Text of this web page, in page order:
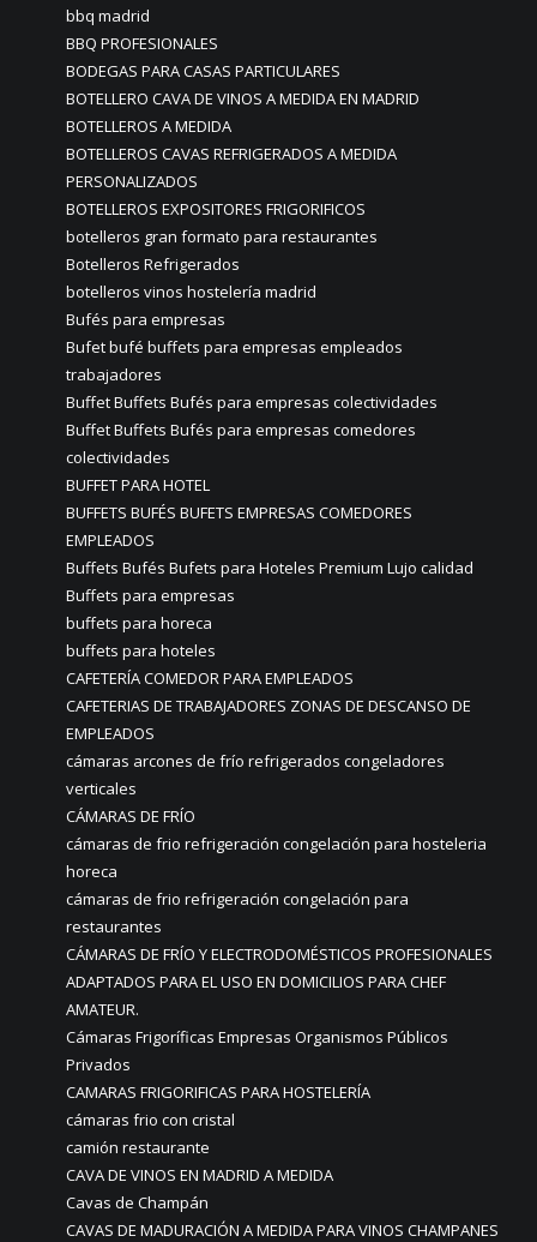
bbq madrid
BBQ PROFESIONALES
BODEGAS PARA CASAS PARTICULARES
BOTELLERO CAVA DE VINOS A MEDIDA EN MADRID
BOTELLEROS A MEDIDA
BOTELLEROS CAVAS REFRIGERADOS A MEDIDA
PERSONALIZADOS
BOTELLEROS EXPOSITORES FRIGORIFICOS
botelleros gran formato para restaurantes
Botelleros Refrigerados
botelleros vinos hostelería madrid
Bufés para empresas
Bufet bufé buffets para empresas empleados
trabajadores
Buffet Buffets Bufés para empresas colectividades
Buffet Buffets Bufés para empresas comedores
colectividades
BUFFET PARA HOTEL
BUFFETS BUFÉS BUFETS EMPRESAS COMEDORES
EMPLEADOS
Buffets Bufés Bufets para Hoteles Premium Lujo calidad
Buffets para empresas
buffets para horeca
buffets para hoteles
CAFETERÍA COMEDOR PARA EMPLEADOS
CAFETERIAS DE TRABAJADORES ZONAS DE DESCANSO DE
EMPLEADOS
cámaras arcones de frío refrigerados congeladores
verticales
CÁMARAS DE FRÍO
cámaras de frio refrigeración congelación para hosteleria
horeca
cámaras de frio refrigeración congelación para
restaurantes
CÁMARAS DE FRÍO Y ELECTRODOMÉSTICOS PROFESIONALES
ADAPTADOS PARA EL USO EN DOMICILIOS PARA CHEF
AMATEUR.
Cámaras Frigoríficas Empresas Organismos Públicos
Privados
CAMARAS FRIGORIFICAS PARA HOSTELERÍA
cámaras frio con cristal
camión restaurante
CAVA DE VINOS EN MADRID A MEDIDA
Cavas de Champán
CAVAS DE MADURACIÓN A MEDIDA PARA VINOS CHAMPANES